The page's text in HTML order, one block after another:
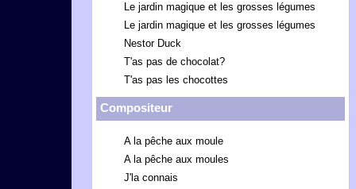
Le jardin magique et les grosses légumes
Le jardin magique et les grosses légumes
Nestor Duck
T'as pas de chocolat?
T'as pas les chocottes
Compositeur
A la pêche aux moule
A la pêche aux moules
J'la connais